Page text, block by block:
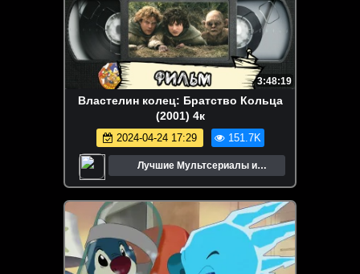
3:48:19
Властелин колец: Братство Кольца
(2001) 4к
2024-04-24 17:29 151.7K
Лучшие Мультсериалы и
Мультфильмы